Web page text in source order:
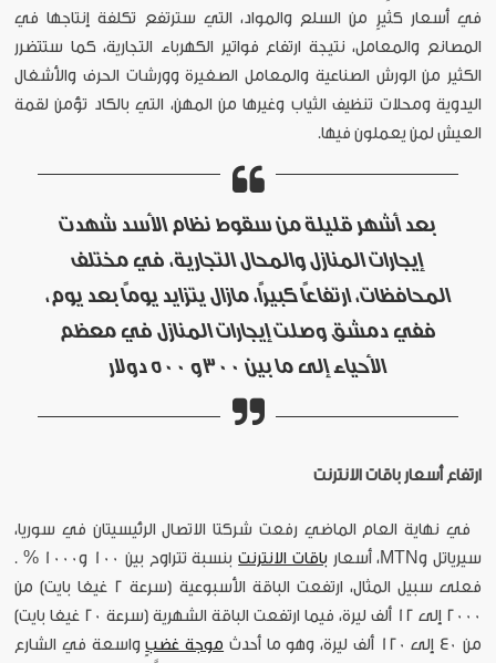
في أسعار كثيرٍ من السلع والمواد، التي سترتفع تكلفة إنتاجها في
المصانع والمعامل، نتيجة ارتفاع فواتير الكهرباء التجارية، كما ستتضرر
الكثير من الورش الصناعية والمعامل الصغيرة وورشات الحرف والأشغال
اليدوية ومحلات تنظيف الثياب وغيرها من المهن، التي بالكاد تؤمن لقمة
العيش لمن يعملون فيها.
بعد أشهر قليلة من سقوط نظام الأسد شهدت
إيجارات المنازل والمحال التجارية، في مختلف
المحافظات، ارتفاعاً كبيراً، مازال يتزايد يوماً بعد يوم،
ففي دمشق وصلت إيجارات المنازل في معظم
الأحياء إلى ما بين 300 و 500 دولار
ارتفاع أسعار باقات الانترنت
في نهاية العام الماضي رفعت شركتا الاتصال الرئيسيتان في سوريا،
سيرياتل وMTN، أسعار
باقات الانترنت
بنسبة تتراوح بين 100 و1000 % .
فعلى سبيل المثال، ارتفعت الباقة الأسبوعية (سرعة 2 غيغا بايت) من
2000 إلى 12 ألف ليرة، فيما ارتفعت الباقة الشهرية (سرعة 20 غيغا بايت)
من 40 إلى 120 ألف ليرة، وهو ما أحدث
موجة غضبٍواسعة في الشارع